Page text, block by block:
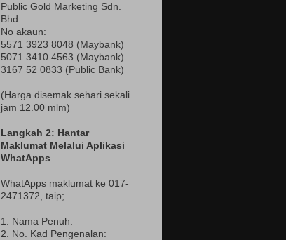
Public Gold Marketing Sdn.
Bhd.
No akaun:
5571 3923 8048 (Maybank)
5071 3410 4563 (Maybank)
3167 52 0833 (Public Bank)
(Harga disemak sehari sekali
jam 12.00 mlm)
Langkah 2: Hantar
Maklumat Melalui Aplikasi
WhatApps
WhatApps maklumat ke 017-
2471372 , taip;
1. Nama Penuh:
2. No. Kad Pengenalan: